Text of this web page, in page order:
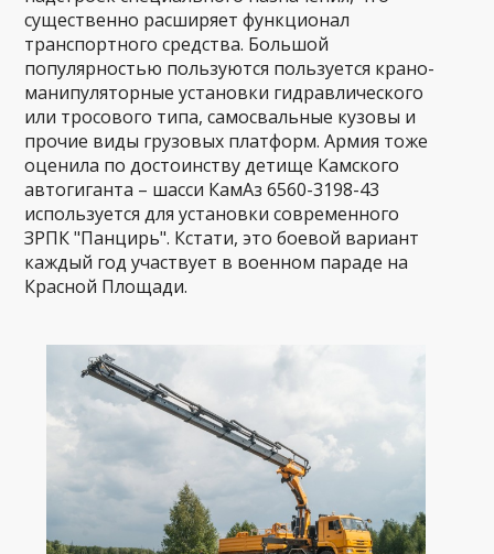
существенно расширяет функционал
транспортного средства. Большой
популярностью пользуются пользуется крано-
манипуляторные установки гидравлического
или тросового типа, самосвальные кузовы и
прочие виды грузовых платформ. Армия тоже
оценила по достоинству детище Камского
автогиганта – шасси КамАз 6560-3198-43
используется для установки современного
ЗРПК "Панцирь". Кстати, это боевой вариант
каждый год участвует в военном параде на
Красной Площади.